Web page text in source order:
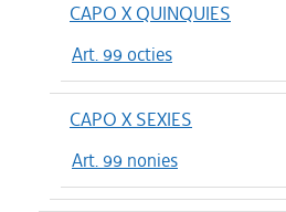
CAPO X QUINQUIES
Art. 99 octies
CAPO X SEXIES
Art. 99 nonies